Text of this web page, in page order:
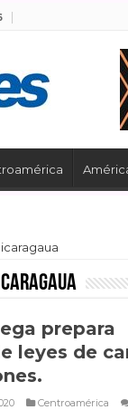
prepara
leyes de
Centroamérica